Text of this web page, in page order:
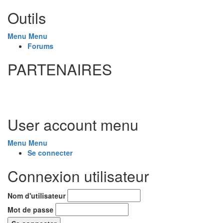
Outils
Menu Menu
Forums
PARTENAIRES
User account menu
Menu Menu
Se connecter
Connexion utilisateur
Nom d'utilisateur
Mot de passe